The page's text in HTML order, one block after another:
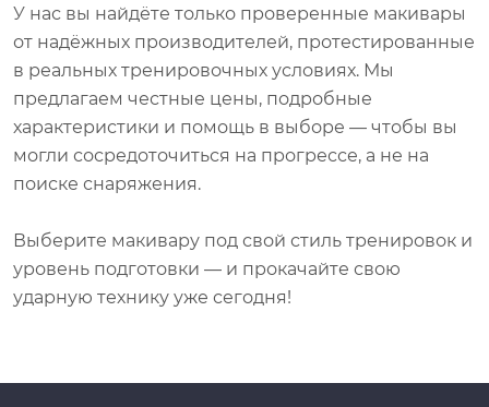
У нас вы найдёте только проверенные макивары
от надёжных производителей, протестированные
в реальных тренировочных условиях. Мы
предлагаем честные цены, подробные
характеристики и помощь в выборе — чтобы вы
могли сосредоточиться на прогрессе, а не на
поиске снаряжения.
Выберите макивару под свой стиль тренировок и
уровень подготовки — и прокачайте свою
ударную технику уже сегодня!